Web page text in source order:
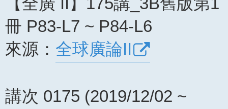
冊 P83-L7 ~ P84-L6
來源： 全球廣論II
講次 0175 (2019/12/02 ~